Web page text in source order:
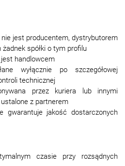
jest producentem, dystrybutorem
spółki o tym profilu
handlowcem
wyłącznie po szczegółowej
technicznej
przez kuriera lub innymi
z partnerem
gwarantuje jakość dostarczonych
czasie przy rozsądnych